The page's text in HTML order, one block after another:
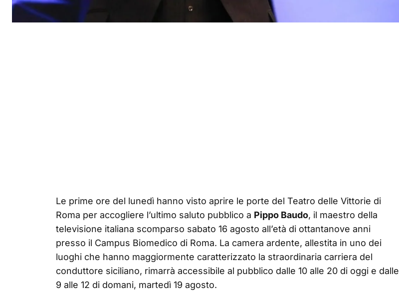
Le prime ore del lunedì hanno visto aprire le porte del Teatro delle Vittorie di
Roma per accogliere l’ultimo saluto pubblico a Pippo Baudo, il maestro della
televisione italiana scomparso sabato 16 agosto all’età di ottantanove anni
presso il Campus Biomedico di Roma. La camera ardente, allestita in uno dei
luoghi che hanno maggiormente caratterizzato la straordinaria carriera del
conduttore siciliano, rimarrà accessibile al pubblico dalle 10 alle 20 di oggi e dalle
9 alle 12 di domani, martedì 19 agosto.